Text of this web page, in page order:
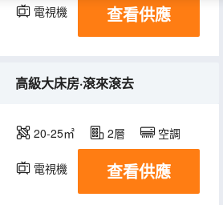
電視機 查看供應
高級大床房·滾來滾去
20-25㎡ 2層 空調
電視機 查看供應